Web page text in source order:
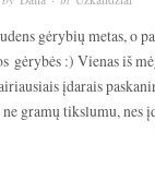
gėrybių metas, o
gėrybės :) Vienas iš
įdarais
ne gramų tikslumu,